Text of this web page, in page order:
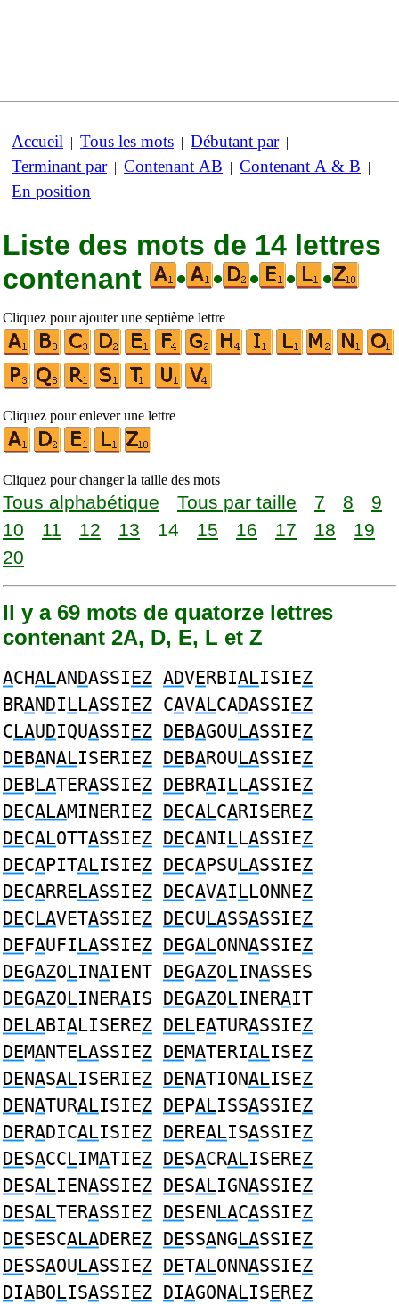
Accueil | Tous les mots | Débutant par|
Terminant par| Contenant AB | Contenant A & B |
En position
Liste des mots de 14 lettres
contenant
• • • • •
Cliquez pour ajouter une septième lettre
Cliquez pour enlever une lettre
Cliquez pour changer la taille des mots
Tous alphabétique Tous par taille 7 8
9
10
11 12 13 14 15 16 17 18
19
20
Il y a 69 mots de quatorze lettres
contenant 2A, D, E, L et Z
ACHALANDASSIEZ ADVERBIALISIEZ
BRANDILLASSIEZ CAVALCADASSIEZ
CLAUDIQUASSIEZ DEBAGOULASSIEZ
DEBANALISERIEZ DEBAROULASSIEZ
DEBLATERASSIEZ DEBRAILLASSIEZ
DECALAMINERIEZ DECALCARISEREZ
DECALOTTASSIEZ DECANILLASSIEZ
DECAPITALISIEZ DECAPSULASSIEZ
DECARRELASSIEZ DECAVAILLONNEZ
DECLAVETASSIEZ DECULASSASSIEZ
DEFAUFILASSIEZ DEGALONNASSIEZ
DEGAZOLINAIENT DEGAZOLINASSES
DEGAZOLINERAIS DEGAZOLINERAIT
DELABIALISEREZ DELEATURASSIEZ
DEMANTELASSIEZ DEMATERIALISEZ
DENASALISERIEZ DENATIONALISEZ
DENATURALISIEZ DEPALISSASSIEZ
DERADICALISIEZ DEREALISASSIEZ
DESACCLIMATIEZ DESACRALISEREZ
DESALIENASSIEZ DESALIGNASSIEZ
DESALTERASSIEZ DESENLACASSIEZ
DESESCALADEREZ DESSANGLASSIEZ
DESSAOULASSIEZ DETALONNASSIEZ
DIABOLISASSIEZ DIAGONALISEREZ